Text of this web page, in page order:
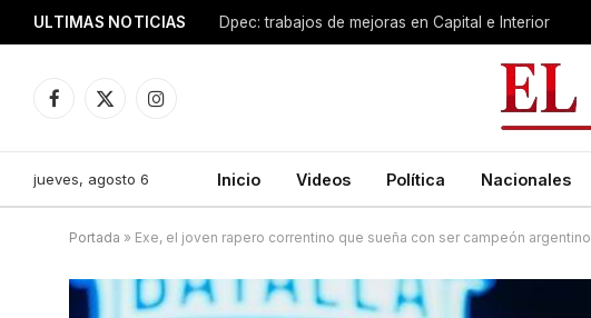
ULTIMAS NOTICIAS Dpec: trabajos de mejoras en Capital e Interior
Facebook
X
Instagram
jueves, agosto 6 Inicio Videos Política Nacionales
Portada » Exe, el joven rapero correntino que sueña con ser campeón argentino